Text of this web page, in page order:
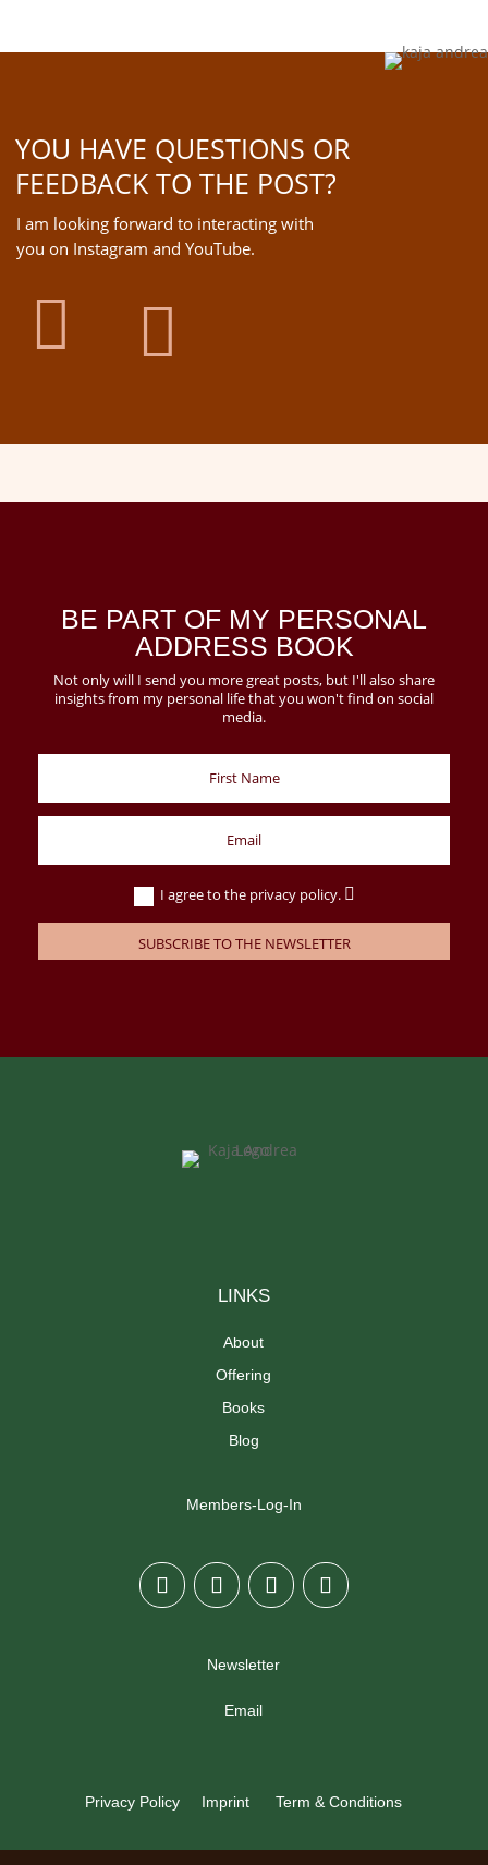
YOU HAVE QUESTIONS OR
FEEDBACK TO THE POST?
I am looking forward to interacting with
you on Instagram and YouTube.
 
BE PART OF MY PERSONAL
ADDRESS BOOK
Not only will I send you more great posts, but I'll also share
insights from my personal life that you won't find on social
media.
I agree to the privacy policy.
SUBSCRIBE TO THE NEWSLETTER
LINKS
About
Offering
Books
Blog
Members-Log-In
Newsletter
Email
Privacy Policy Imprint Term & Conditions